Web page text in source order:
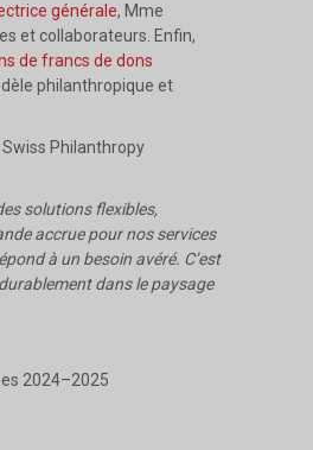
générale, Mme
et collaborateurs. Enfin,
de francs de dons
philanthropique et
Philanthropy
solutions flexibles,
accrue pour nos services
à un besoin avéré. C’est
dans le paysage
2024–2025